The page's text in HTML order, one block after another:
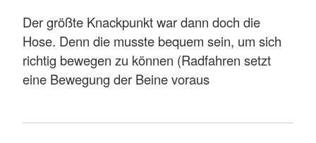
Der größte Knackpunkt war dann doch die
Hose. Denn die musste bequem sein, um sich
richtig bewegen zu können (Radfahren setzt
eine Bewegung der Beine voraus